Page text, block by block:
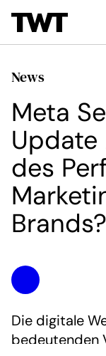
News
Meta
Update
des
Brands?
Die digitale
bedeutenden